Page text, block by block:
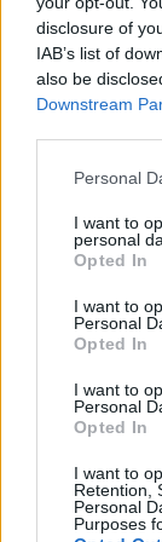
disclosure of
IAB’s list of
also be
Downstream
Personal
I want to
personal
Opted In
I want to
Personal
Opted In
I want to
Personal
Opted In
I want to
Retention,
Personal
Purposes
9 0
Ranking de Se